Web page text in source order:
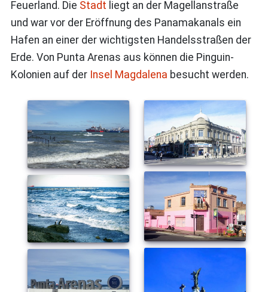
Feuerland. Die Stadt liegt an der Magellanstraße
und war vor der Eröffnung des Panamakanals ein
Hafen an einer der wichtigsten Handelsstraßen der
Erde. Von Punta Arenas aus können die Pinguin-
Kolonien auf derInsel Magdalena besucht werden.